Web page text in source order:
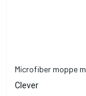
Microfiber moppe
Clever